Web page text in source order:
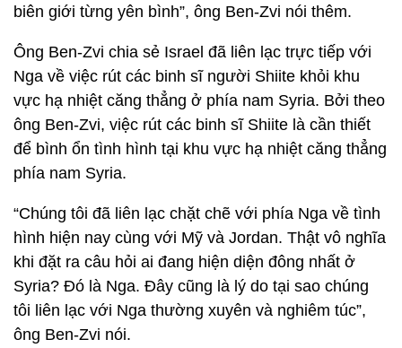
biên giới từng yên bình”, ông Ben-Zvi nói thêm.
Ông Ben-Zvi chia sẻ Israel đã liên lạc trực tiếp với
Nga về việc rút các binh sĩ người Shiite khỏi khu
vực hạ nhiệt căng thẳng ở phía nam Syria. Bởi theo
ông Ben-Zvi, việc rút các binh sĩ Shiite là cần thiết
để bình ổn tình hình tại khu vực hạ nhiệt căng thẳng
phía nam Syria.
“Chúng tôi đã liên lạc chặt chẽ với phía Nga về tình
hình hiện nay cùng với Mỹ và Jordan. Thật vô nghĩa
khi đặt ra câu hỏi ai đang hiện diện đông nhất ở
Syria? Đó là Nga. Đây cũng là lý do tại sao chúng
tôi liên lạc với Nga thường xuyên và nghiêm túc”,
ông Ben-Zvi nói.